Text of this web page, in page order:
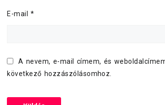
E-mail*
A nevem, e-mail címem, és
következő hozzászólásomhoz.